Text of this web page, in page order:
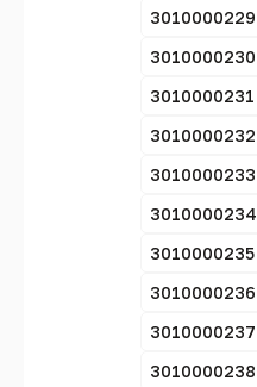
3010000229
3010000230
3010000231
3010000232
3010000233
3010000234
3010000235
3010000236
3010000237
3010000238